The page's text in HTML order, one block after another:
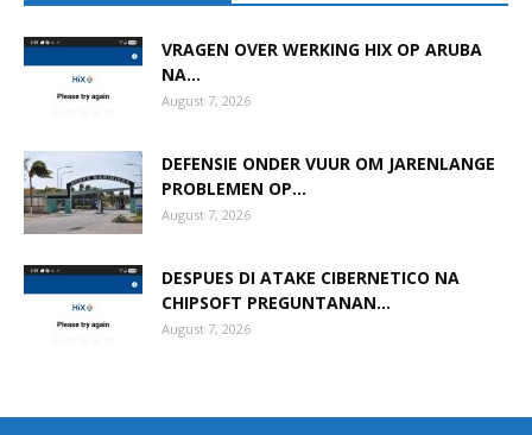
VRAGEN OVER WERKING HIX OP ARUBA
NA...
August 7, 2026
DEFENSIE ONDER VUUR OM JARENLANGE
PROBLEMEN OP...
August 7, 2026
DESPUES DI ATAKE CIBERNETICO NA
CHIPSOFT PREGUNTANAN...
August 7, 2026